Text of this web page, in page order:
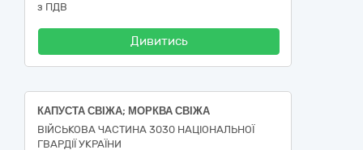
з ПДВ
Дивитись
КАПУСТА СВІЖА; МОРКВА СВІЖА
ВІЙСЬКОВА ЧАСТИНА 3030 НАЦІОНАЛЬНОЇ
ГВАРДІЇ УКРАЇНИ